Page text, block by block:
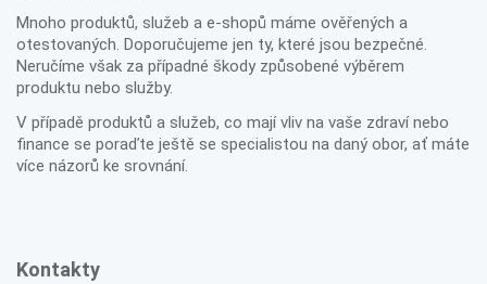
Mnoho produktů, služeb a e-shopů máme ověřených a
otestovaných. Doporučujeme jen ty, které jsou bezpečné.
Neručíme však za případné škody způsobené výběrem
produktu nebo služby.
V případě produktů a služeb, co mají vliv na vaše zdraví nebo
finance se poraďte ještě se specialistou na daný obor, ať máte
více názorů ke srovnání.
Kontakty